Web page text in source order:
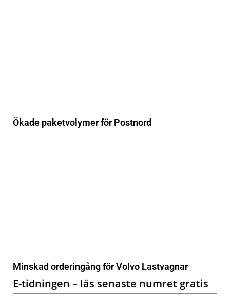
Ökade paketvolymer för Postnord
Minskad orderingång för Volvo Lastvagnar
E-tidningen – läs senaste numret gratis